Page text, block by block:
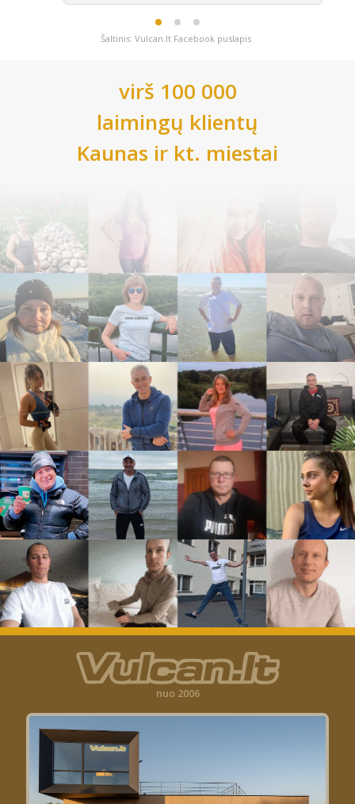
Šaltinis: Vulcan.lt Facebook puslapis
virš 100 000
laimingų klientų
Kaunas ir kt. miestai
nuo 2006